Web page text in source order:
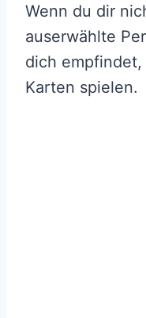
Wenn du dir
auserwählte
dich
Karten spielen.